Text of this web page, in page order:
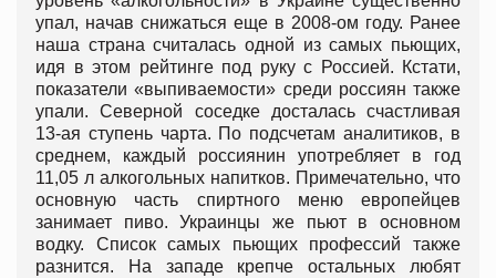
упал, начав снижаться еще в 2008-ом году. Ранее
наша страна считалась одной из самых пьющих,
идя в этом рейтинге под руку с Россией. Кстати,
показатели «выпиваемости» среди россиян также
упали. Северной соседке досталась счастливая
13-ая ступень чарта. По подсчетам аналитиков, в
среднем, каждый россиянин употребляет в год
11,05 л алкогольных напитков. Примечательно, что
основную часть спиртного меню европейцев
занимает пиво. Украинцы же пьют в основном
водку. Список самых пьющих профессий также
разнится. На западе крепче остальных любят